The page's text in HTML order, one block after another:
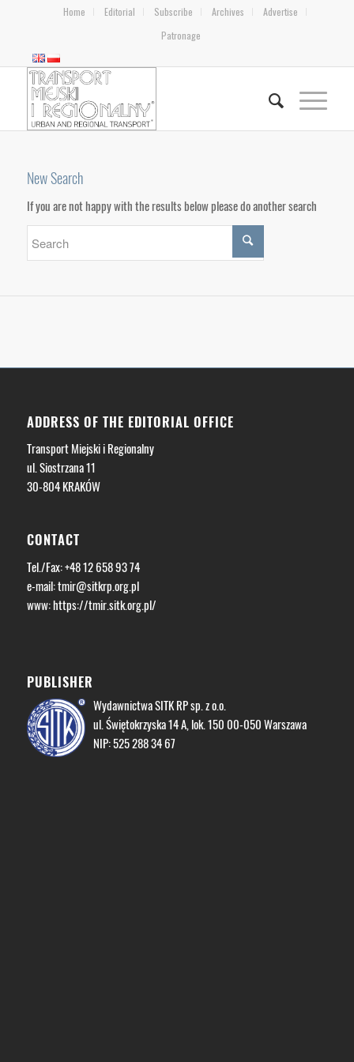
Home Editorial Subscribe Archives
Advertise
Patronage
New Search
If you are not happy with the results below please do another search
ADDRESS OF THE EDITORIAL OFFICE
Transport Miejski i Regionalny
ul. Siostrzana 11
30-804 KRAKÓW
CONTACT
Tel./Fax: +48 12 658 93 74
e-mail:tmir@sitkrp.org.pl
www: https://tmir.sitk.org.pl/
PUBLISHER
Wydawnictwa SITK RP sp. z o.o.
ul. Świętokrzyska 14 A, lok. 150 00-050 Warszawa
NIP: 525 288 34 67